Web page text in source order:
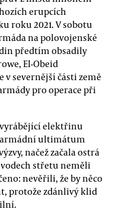
erupcích
roku 2021. V sobotu
na polovojenské
předtím obsadily
El-Obeid
v severnější části země
pro operace při
elektřinu
armádní ultimátum
načež začala ostrá
střetu neměli
nevěřili, že by něco
protože zdánlivý klid